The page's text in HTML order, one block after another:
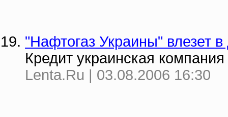
"Нафтогаз Украины" влезет
Кредит украинская
Lenta.Ru | 03.08.2006 16:30